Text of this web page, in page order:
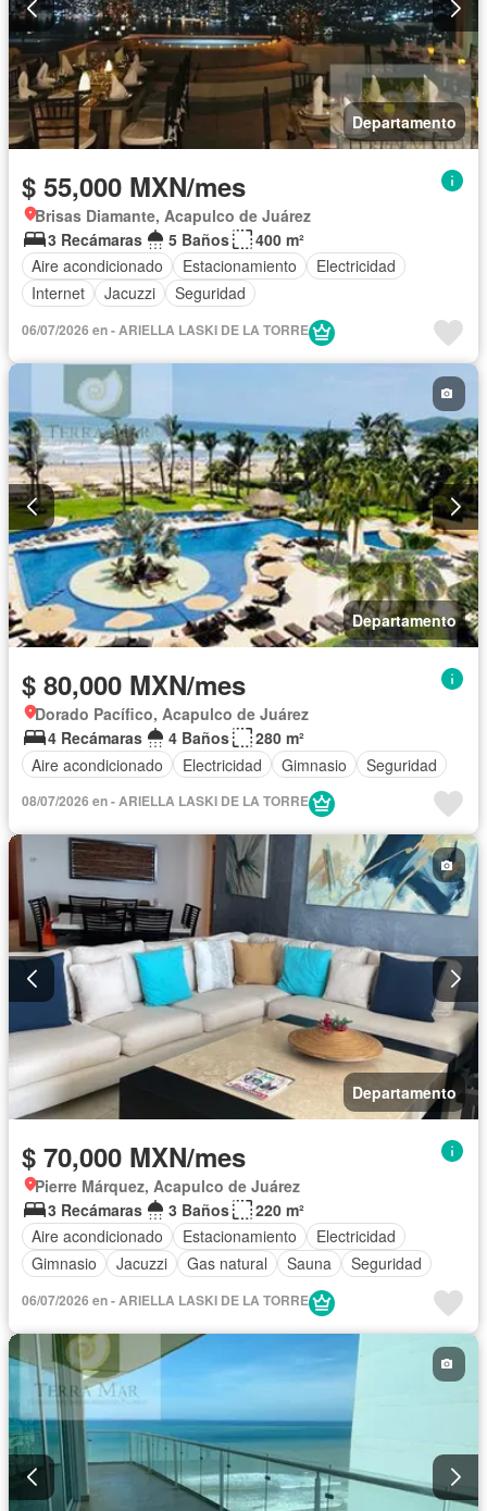
Departamento
$ 55,000 MXN/mes
Brisas Diamante, Acapulco de Juárez
3 Recámaras
5 Baños
400 m²
Aire acondicionado
Estacionamiento
Electricidad
Internet
Jacuzzi Seguridad
06/07/2026 en - ARIELLA LASKI DE LA TORRE
Departamento
$ 80,000 MXN/mes
Dorado Pacífico, Acapulco de Juárez
4 Recámaras
4 Baños
280 m²
Aire acondicionado
Electricidad Gimnasio Seguridad
08/07/2026 en - ARIELLA LASKI DE LA TORRE
Departamento
$ 70,000 MXN/mes
Pierre Márquez, Acapulco de Juárez
3 Recámaras
3 Baños
220 m²
Aire acondicionado
Estacionamiento
Electricidad
Gimnasio
Jacuzzi Gas natural Sauna Seguridad
06/07/2026 en - ARIELLA LASKI DE LA TORRE